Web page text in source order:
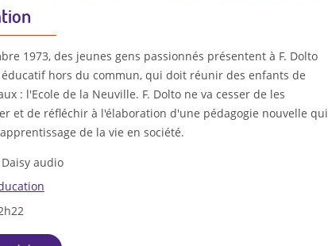
1973, des jeunes gens passionnés présentent à F. Dolto
hors du commun, qui doit réunir des enfants de
: l'Ecole de la Neuville. F. Dolto ne va cesser de les
et de réfléchir à l'élaboration d'une pédagogie nouvelle qui
de la vie en société.
Daisy audio